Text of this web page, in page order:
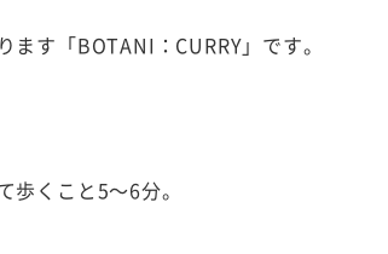
ます「BOTANI：CURRY」です。
歩くこと5〜6分。